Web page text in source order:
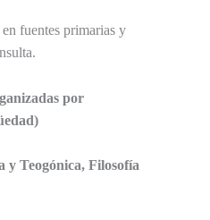
fuentes primarias y
por
y Teogónica, Filosofía